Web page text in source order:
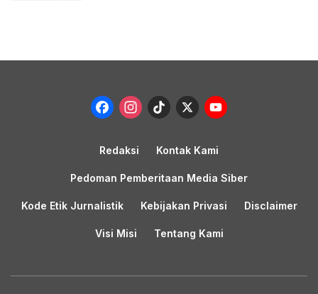
Facebook
Instagram
TikTok
X
Redaksi Kontak Kami
Pedoman Pemberitaan Media Siber
Kode Etik Jurnalistik Kebijakan Privasi Disclaimer
Visi Misi Tentang Kami